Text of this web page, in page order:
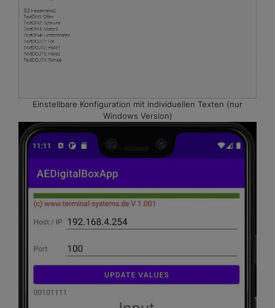
Einstellbare Konfiguration mit individuellen Texten (nur
Windows Version)